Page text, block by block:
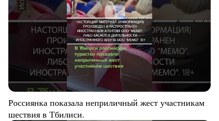
Россиянка показала неприличный жест участникам
шествия в Тбилиси.